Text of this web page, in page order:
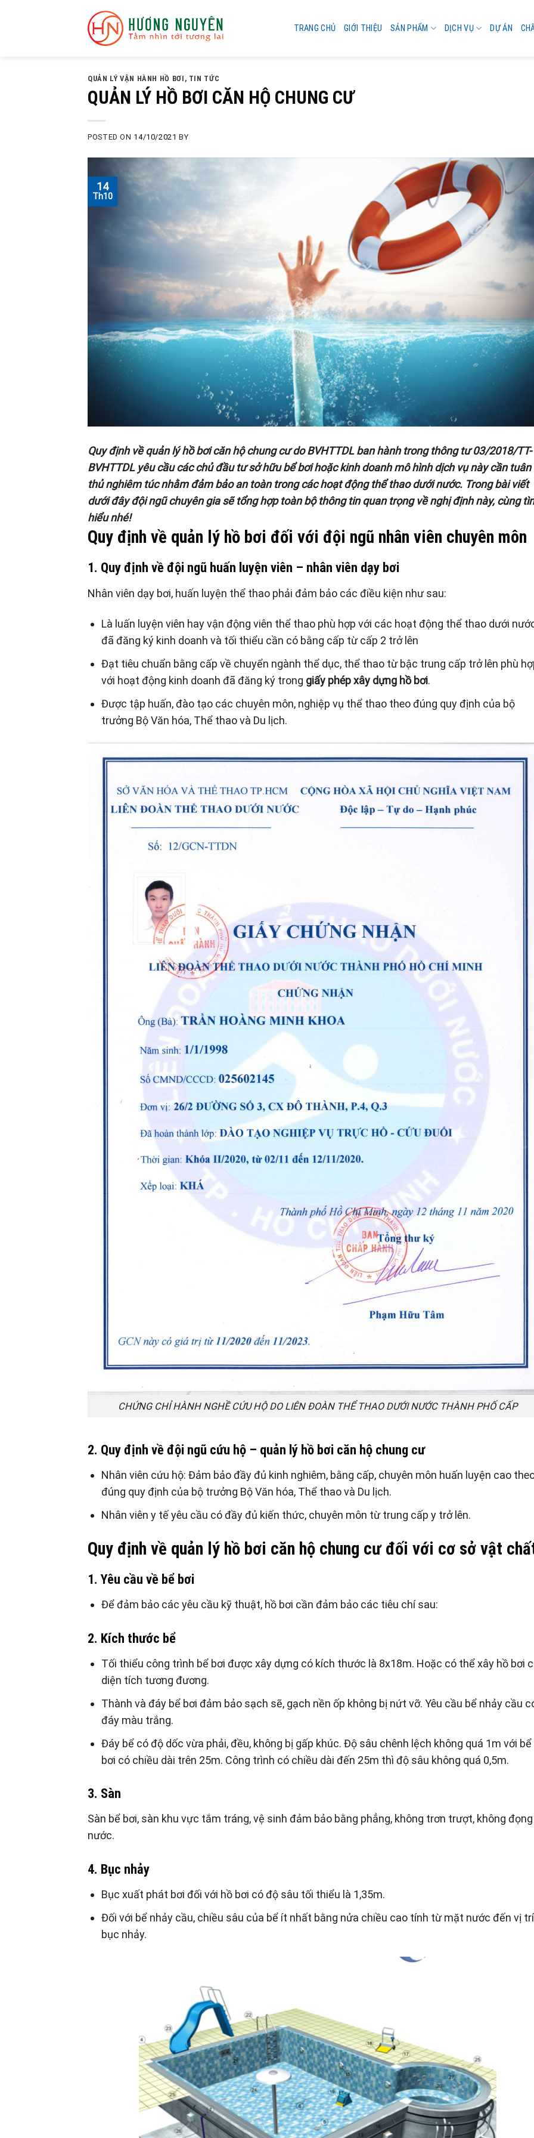
TRANG CHỦ GIỚI THIỆU SẢN PHẨM DỊCH VỤ DỰ ÁN
QUẢN LÝ VẬN HÀNH HỒ BƠI , TIN TỨC
QUẢN LÝ HỒ BƠI CĂN HỘ CHUNG CƯ
POSTED ON 14/10/2021 BY
14
Th10
Quy định về quản lý hồ bơi căn hộ chung cưdo BVHTTDL ban hành trong thông tư 03/2018/TT-
BVHTTDL yêu cầu các chủ đầu tư sở hữu bể bơi hoặc kinh doanh mô hình dịch vụ này cần tuân
thủ nghiêm túc nhằm đảm bảo an toàn trong các hoạt động thể thao dưới nước. Trong bài viết
dưới đây đội ngũ chuyên gia sẽ tổng hợp toàn bộ thông tin quan trọng về nghị định này, cùng
hiểu nhé!
Quy định về quản lý hồ bơi đối với đội ngũ nhân viên chuyên môn
1. Quy định về đội ngũ huấn luyện viên – nhân viên dạy bơi
Nhân viên dạy bơi, huấn luyện thể thao phải đảm bảo các điều kiện như sau:
Là luấn luyện viên hay vận động viên thể thao phù hợp với các hoạt động thể thao dưới
đã đăng ký kinh doanh và tối thiểu cần có bằng cấp từ cấp 2 trở lên
Đạt tiêu chuẩn bằng cấp về chuyển ngành thể dục, thể thao từ bậc trung cấp trở lên phù
với hoạt động kinh doanh đã đăng ký trong giấy phép xây dựng hồ bơi.
Được tập huấn, đào tạo các chuyên môn, nghiệp vụ thể thao theo đúng quy định của bộ
trưởng Bộ Văn hóa, Thể thao và Du lịch.
CHỨNG CHỈ HÀNH NGHỀ CỨU HỘ DO LIÊN ĐOÀN THỂ THAO DƯỚI NƯỚC THÀNH PHỐ CẤP
2. Quy định về đội ngũ cứu hộ – quản lý hồ bơi căn hộ chung cư
Nhân viên cứu hộ: Đảm bảo đầy đủ kinh nghiêm, bằng cấp, chuyên môn huấn luyện cao
đúng quy định của bộ trưởng Bộ Văn hóa, Thể thao và Du lịch.
Nhân viên y tế yêu cầu có đầy đủ kiến thức, chuyên môn từ trung cấp y trở lên.
Quy định về quản lý hồ bơi căn hộ chung cư đối với cơ sở vật
1. Yêu cầu về bể bơi
Để đảm bảo các yêu cầu kỹ thuật, hồ bơi cần đảm bảo các tiêu chí sau:
2. Kích thước bể
Tối thiểu công trình bể bơi được xây dựng có kích thước là 8x18m. Hoặc có thể xây hồ bơi
diện tích tương đương.
Thành và đáy bể bơi đảm bảo sạch sẽ, gạch nền ốp không bị nứt vỡ. Yêu cầu bể nhảy cầu
đáy màu trắng.
Đáy bể có độ dốc vừa phải, đều, không bị gấp khúc. Độ sâu chênh lệch không quá 1m với bể
bơi có chiều dài trên 25m. Công trình có chiều dài đến 25m thì độ sâu không quá 0,5m.
3. Sàn
Sàn bể bơi, sàn khu vực tắm tráng, vệ sinh đảm bảo bằng phẳng, không trơn trượt, không đọng
nước.
4. Bục nhảy
Bục xuất phát bơi đối với hồ bơi có độ sâu tối thiểu là 1,35m.
Đối với bể nhảy cầu, chiều sâu của bể ít nhất bằng nửa chiều cao tính từ mặt nước đến vị trí
bục nhảy.